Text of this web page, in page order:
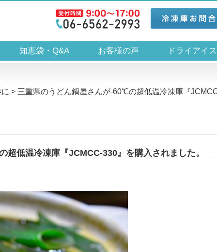
知恵袋・Q&A お客様の声 ドライア
> 三重県のうどん鍋屋さんが-60℃の超低温冷凍庫『
低温冷凍庫『JCMCC-330』を購入されました。